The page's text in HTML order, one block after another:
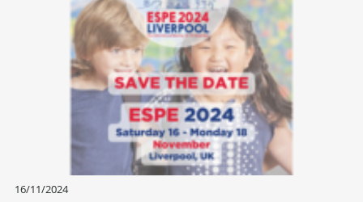
16/11/2024